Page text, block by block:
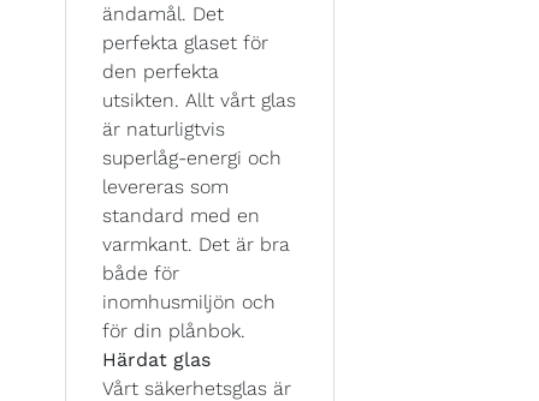
ändamål. Det
perfekta glaset för
den perfekta
utsikten. Allt vårt glas
är naturligtvis
superlåg-energi och
levereras som
standard med en
varmkant. Det är bra
både för
inomhusmiljön och
för din plånbok.
Härdat glas
Vårt säkerhetsglas är